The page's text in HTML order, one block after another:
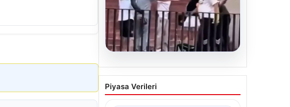
05.08.2026
Torreira’ya saldırmıştı! O
kişi için istenen ceza belli
Piyasa Verileri